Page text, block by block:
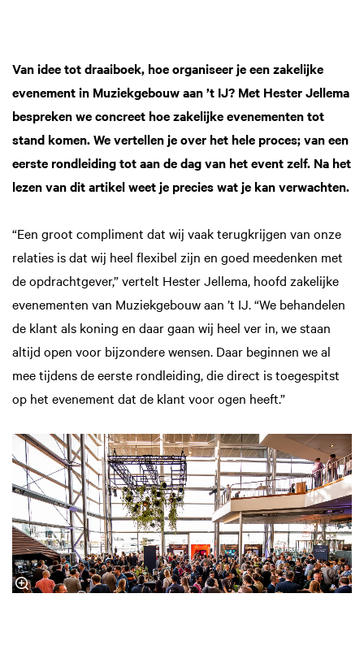
Van idee tot draaiboek, hoe organiseer je een zakelijke
evenement in Muziekgebouw aan ’t IJ? Met Hester Jellema
bespreken we concreet hoe zakelijke evenementen tot
stand komen. We vertellen je over het hele proces; van een
eerste rondleiding tot aan de dag van het event zelf. Na het
lezen van dit artikel weet je precies wat je kan verwachten.
“Een groot compliment dat wij vaak terugkrijgen van onze
relaties is dat wij heel flexibel zijn en goed meedenken met
de opdrachtgever,” vertelt Hester Jellema, hoofd zakelijke
evenementen van Muziekgebouw aan ’t IJ. “We behandelen
de klant als koning en daar gaan wij heel ver in, we staan
altijd open voor bijzondere wensen. Daar beginnen we al
mee tijdens de eerste rondleiding, die direct is toegespitst
op het evenement dat de klant voor ogen heeft.”